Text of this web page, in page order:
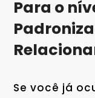
Para o
Se você já